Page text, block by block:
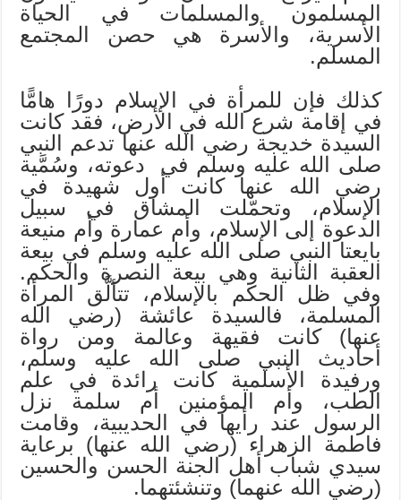
المسلمون والمسلمات في الحياة
الأسرية، والأسرة هي حصن المجتمع
المسلم.
كذلك فإن للمرأة في الإسلام دورًا هامًّا
في إقامة شرع الله في الأرض، فقد كانت
السيدة خديجة رضي الله عنها تدعم النبي
صلى الله عليه وسلم في دعوته، وسُمَّية
رضي الله عنها كانت أول شهيدة في
الإسلام، وتحمّلت المشاق في سبيل
الدعوة إلى الإسلام، وأم عمارة وأم منيعة
بايعتا النبي صلى الله عليه وسلم في بيعة
العقبة الثانية وهي بيعة النصرة والحكم.
وفي ظل الحكم بالإسلام، تتألَّق المرأة
المسلمة، فالسيدة عائشة (رضي الله
عنها) كانت فقيهة وعالمة ومن رواة
أحاديث النبي صلى الله عليه وسلم،
ورفيدة الأسلمية كانت رائدة في علم
الطب، وأم المؤمنين أم سلمة نزل
الرسول عند رأيها في الحديبية، وقامت
فاطمة الزهراء (رضي الله عنها) برعاية
سيدي شباب أهل الجنة الحسن والحسين
(رضي الله عنهما) وتنشئتهما.